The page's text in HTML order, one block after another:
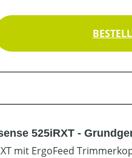
525iRXT -
mit ErgoFeed